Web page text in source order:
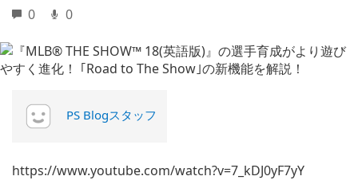
0 0
PS Blogスタッフ
https://www.youtube.com/watch?v=7_kDJ0yF7yY